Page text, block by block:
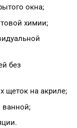
окна;
химии;
без
щеток на акриле;
ванной;